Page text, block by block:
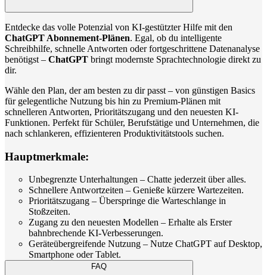
Entdecke das volle Potenzial von KI-gestützter Hilfe mit den
ChatGPT Abonnement-Plänen. Egal, ob du intelligente
Schreibhilfe, schnelle Antworten oder fortgeschrittene Datenanalyse
benötigst – ChatGPT bringt modernste Sprachtechnologie direkt zu
dir.
Wähle den Plan, der am besten zu dir passt – von günstigen Basics
für gelegentliche Nutzung bis hin zu Premium-Plänen mit
schnelleren Antworten, Prioritätszugang und den neuesten KI-
Funktionen. Perfekt für Schüler, Berufstätige und Unternehmen, die
nach schlankeren, effizienteren Produktivitätstools suchen.
Hauptmerkmale:
Unbegrenzte Unterhaltungen – Chatte jederzeit über alles.
Schnellere Antwortzeiten – Genieße kürzere Wartezeiten.
Prioritätszugang – Überspringe die Warteschlange in
Stoßzeiten.
Zugang zu den neuesten Modellen – Erhalte als Erster
bahnbrechende KI-Verbesserungen.
Geräteübergreifende Nutzung – Nutze ChatGPT auf Desktop,
Smartphone oder Tablet.
FAQ